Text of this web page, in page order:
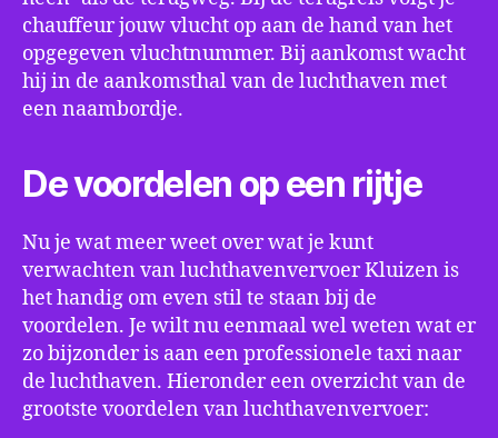
chauffeur jouw vlucht op aan de hand van het
opgegeven vluchtnummer. Bij aankomst wacht
hij in de aankomsthal van de luchthaven met
een naambordje.
De voordelen op een rijtje
Nu je wat meer weet over wat je kunt
verwachten van luchthavenvervoer Kluizen is
het handig om even stil te staan bij de
voordelen. Je wilt nu eenmaal wel weten wat er
zo bijzonder is aan een professionele taxi naar
de luchthaven. Hieronder een overzicht van de
grootste voordelen van luchthavenvervoer: